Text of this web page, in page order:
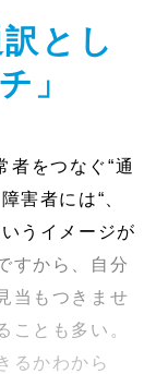
とし
」
者をつなぐ“通
害者には“、
うイメージが
すから、自分
当もつきませ
ことも多い。
るかわから